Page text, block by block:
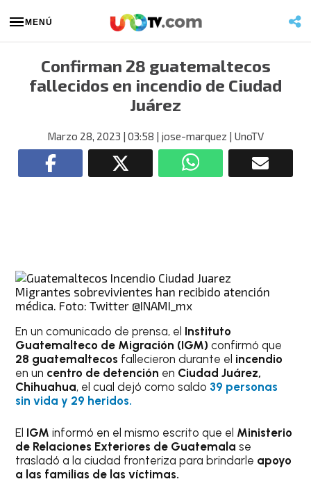
MENÚ
Confirman 28 guatemaltecos
fallecidos en incendio de Ciudad
Juárez
Marzo 28, 2023 | 03:58 | jose-marquez | UnoTV
Migrantes sobrevivientes han recibido atención
médica. Foto: Twitter @INAMI_mx
En un comunicado de prensa, el Instituto
Guatemalteco de Migración (IGM) confirmó que
28 guatemaltecos fallecieron durante el incendio
en un centro de detención en Ciudad Juárez,
Chihuahua, el cual dejó como saldo 39 personas
sin vida y 29 heridos.
El IGMinformó en el mismo escrito que el Ministerio
de Relaciones Exteriores de Guatemalase
trasladó a la ciudad fronteriza para brindarle apoyo
a las familias de las víctimas.